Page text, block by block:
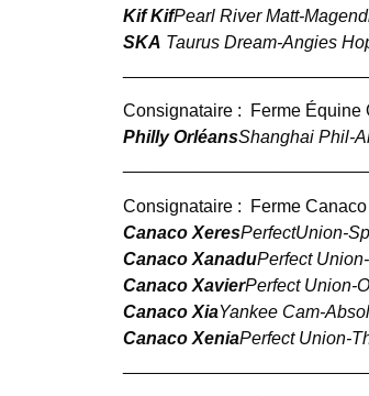
Kif KifPearl River Matt-
SKA Taurus Dream-Angies
Consignataire :
Ferme Équine
Philly OrléansShanghai Phil-
Consignataire : Ferme
Canaco XeresPerfectUnion-
Canaco XanaduPerfect
Canaco XavierPerfect Union-
Canaco XiaYankee Cam-
Canaco XeniaPerfect Union-